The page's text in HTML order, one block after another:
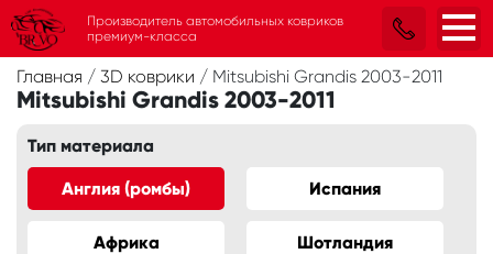
Главная / 3D коврики / Mitsubishi Grandis 2003-2011
Mitsubishi Grandis 2003-2011
Тип материала
Англия (ромбы) Испания
Африка Шотландия
Производитель автомобильных ковриков
премиум-класса